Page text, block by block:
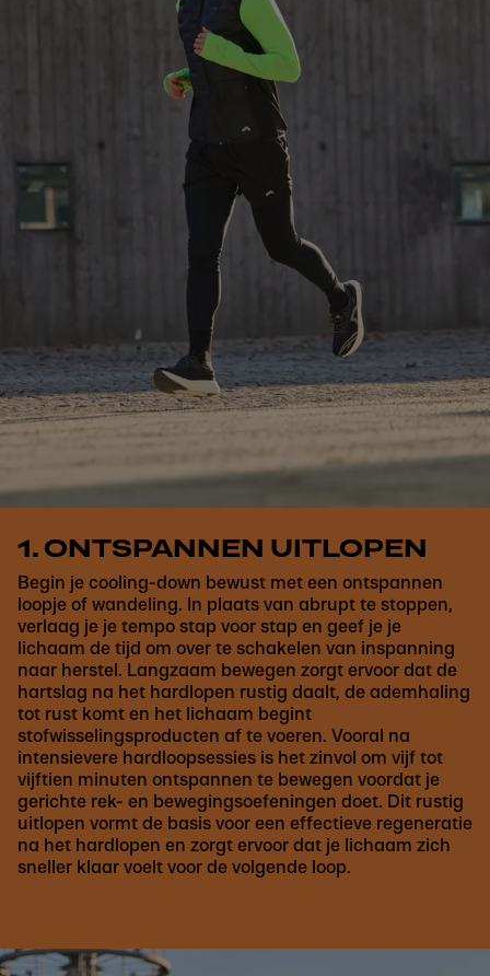
1. ONTSPANNEN UITLOPEN
Begin je cooling-down bewust met een ontspannen
loopje of wandeling. In plaats van abrupt te stoppen,
verlaag je je tempo stap voor stap en geef je je
lichaam de tijd om over te schakelen van inspanning
naar herstel. Langzaam bewegen zorgt ervoor dat de
hartslag na het hardlopen rustig daalt, de ademhaling
tot rust komt en het lichaam begint
stofwisselingsproducten af te voeren. Vooral na
intensievere hardloopsessies is het zinvol om vijf tot
vijftien minuten ontspannen te bewegen voordat je
gerichte rek- en bewegingsoefeningen doet. Dit rustig
uitlopen vormt de basis voor een effectieve regeneratie
na het hardlopen en zorgt ervoor dat je lichaam zich
sneller klaar voelt voor de volgende loop.